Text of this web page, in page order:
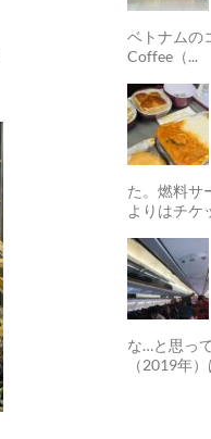
ベトナムの
Coffee（...
た。燃料サ
よりはチケ
な…と思っ
（2019年